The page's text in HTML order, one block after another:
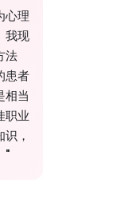
心理
我现
法
患者
相当
职业
，
"